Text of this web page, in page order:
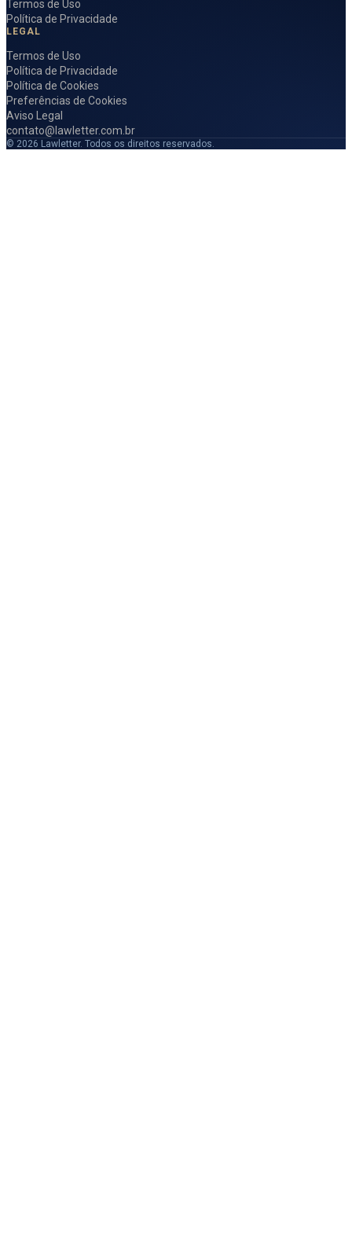
Termos de Uso
Política de Privacidade
LEGAL
Termos de Uso
Política de Privacidade
Política de Cookies
Preferências de Cookies
Aviso Legal
contato@lawletter.com.br
© 2026 Lawletter. Todos os direitos reservados.